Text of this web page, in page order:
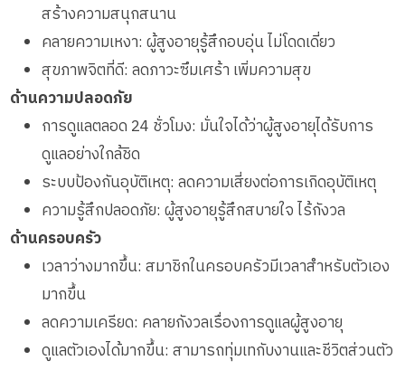
สร้างความสนุกสนาน
คลายความเหงา: ผู้สูงอายุรู้สึกอบอุ่น ไม่โดดเดี่ยว
สุขภาพจิตที่ดี: ลดภาวะซึมเศร้า เพิ่มความสุข
ด้านความปลอดภัย
การดูแลตลอด 24 ชั่วโมง: มั่นใจได้ว่าผู้สูงอายุได้รับการ
ดูแลอย่างใกล้ชิด
ระบบป้องกันอุบัติเหตุ: ลดความเสี่ยงต่อการเกิดอุบัติเหตุ
ความรู้สึกปลอดภัย: ผู้สูงอายุรู้สึกสบายใจ ไร้กังวล
ด้านครอบครัว
เวลาว่างมากขึ้น: สมาชิกในครอบครัวมีเวลาสำหรับตัวเอง
มากขึ้น
ลดความเครียด: คลายกังวลเรื่องการดูแลผู้สูงอายุ
ดูแลตัวเองได้มากขึ้น: สามารถทุ่มเทกับงานและชีวิตส่วนตัว